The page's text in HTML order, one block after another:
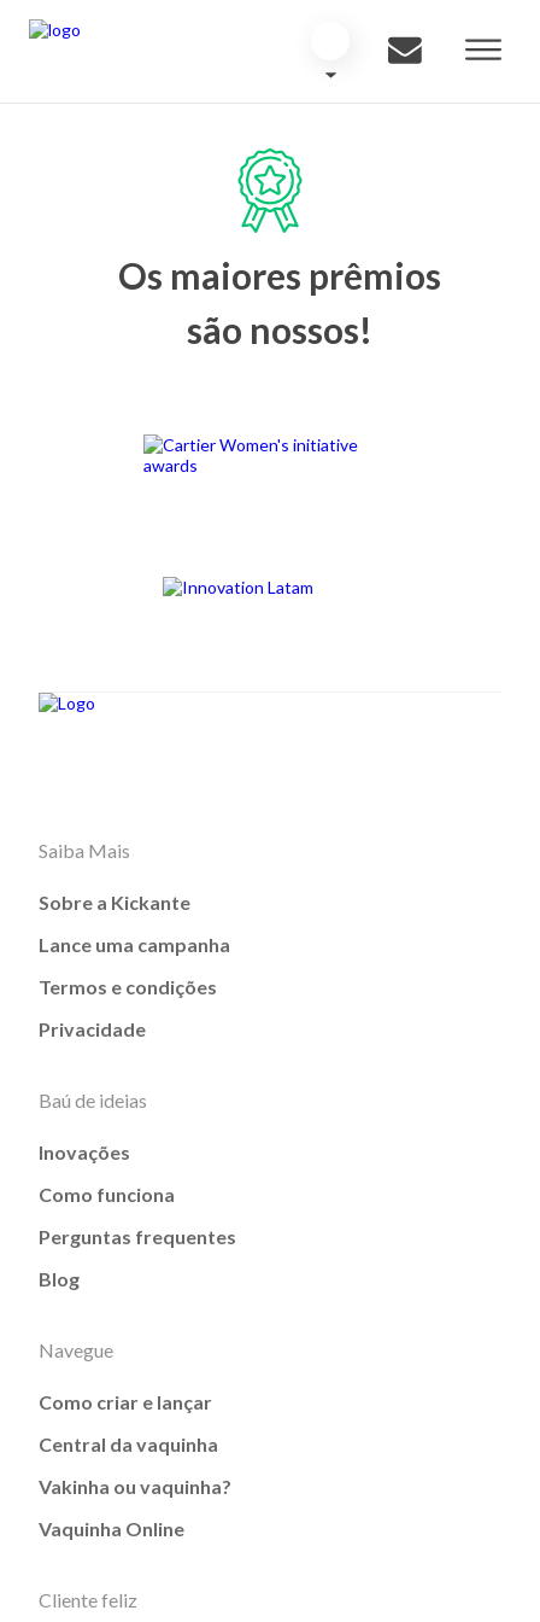
Os maiores prêmios
são nossos!
Saiba Mais
Sobre a Kickante
Lance uma campanha
Termos e condições
Privacidade
Baú de ideias
Inovações
Como funciona
Perguntas frequentes
Blog
Navegue
Como criar e lançar
Central da vaquinha
Vakinha ou vaquinha?
Vaquinha Online
Cliente feliz